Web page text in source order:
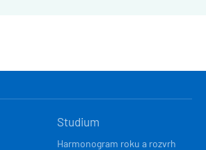
Studium
Harmonogram roku a rozvrh